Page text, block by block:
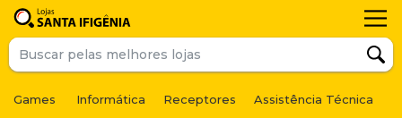
Games Informática Receptores Assistência Técnica